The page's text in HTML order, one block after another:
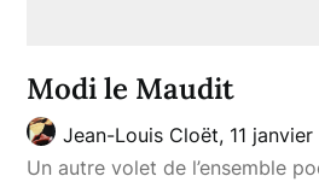
Modi le Maudit
Jean-Louis Cloët, 11
Un autre volet de l’ensemble